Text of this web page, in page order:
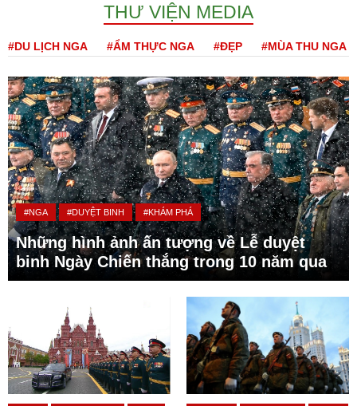
THƯ VIỆN MEDIA
#DU LỊCH NGA #ẨM THỰC NGA #ĐẸP #MÙA THU NGA
#NGA #DUYỆT BINH #KHÁM PHÁ
Những hình ảnh ấn tượng về Lễ duyệt
binh Ngày Chiến thắng trong 10 năm qua